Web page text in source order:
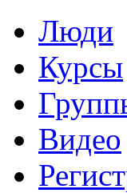
Люди
Курсы
Видео